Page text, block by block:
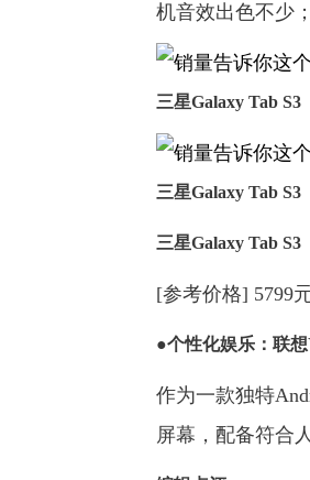
机音效出色不少
三星Galaxy Tab S3
三星Galaxy Tab S3
三星Galaxy Tab S3
[参考价格] 5799
●个性化娱乐：联想
作为一款独特
屏幕，配备符合